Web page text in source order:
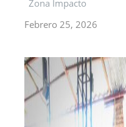
Zona Impacto
Febrero 25, 2026